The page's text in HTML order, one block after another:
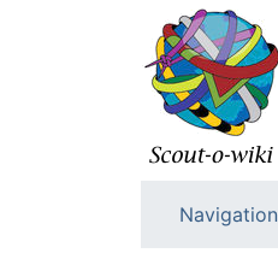
Navigation